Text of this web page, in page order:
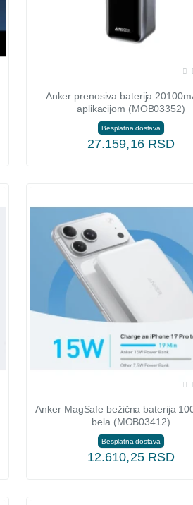
Anker prenosiva baterija
aplikacijom (MOB03352)
Besplatna dostava
27.159,16 RSD
Anker MagSafe bežična baterija
bela (MOB03412)
Besplatna dostava
12.610,25 RSD